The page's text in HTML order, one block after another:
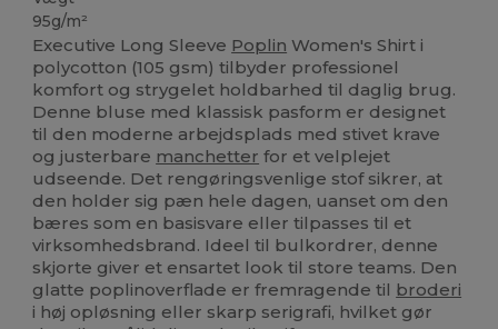
95g/m²
Executive Long Sleeve Poplin Women's Shirt i
polycotton (105 gsm) tilbyder professionel
komfort og strygelet holdbarhed til daglig brug.
Denne bluse med klassisk pasform er designet
til den moderne arbejdsplads med stivet krave
og justerbare manchetter for et velplejet
udseende. Det rengøringsvenlige stof sikrer, at
den holder sig pæn hele dagen, uanset om den
bæres som en basisvare eller tilpasses til et
virksomhedsbrand. Ideel til bulkordrer, denne
skjorte giver et ensartet look til store teams. Den
glatte poplinoverflade er fremragende til broderi
i høj opløsning eller skarp serigrafi, hvilket gør